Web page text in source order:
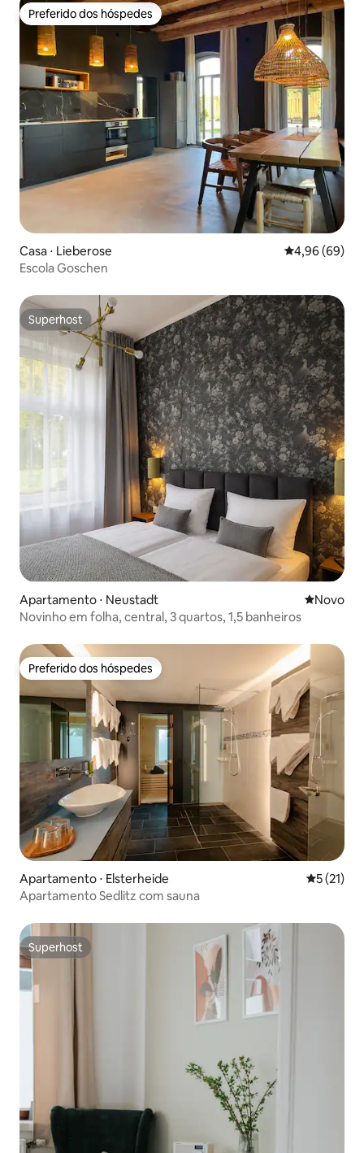
Preferido dos hóspedes
Preferido dos hóspedes
Casa ⋅ Lieberose 4,96 de uma
4,96 (69)
Escola Goschen
Superhost
Superhost
Apartamento ⋅ Neustadt Novo
Novo
Novinho em folha, central, 3 quartos, 1,5 banheiros
Preferido dos hóspedes
Preferido dos hóspedes
Apartamento ⋅ Elsterheide 5 de uma
5 (21)
Apartamento Sedlitz com sauna
Superhost
Superhost